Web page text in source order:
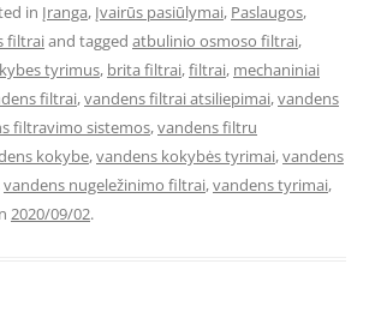
in Įranga, Įvairūs pasiūlymai, Paslaugos,
filtraiand tagged atbulinio osmoso filtrai,
tyrimus, brita filtrai,filtrai, mechaniniai
filtrai,vandens filtrai atsiliepimai,vandens
filtravimo sistemos,vandens filtru
kokybe,vandens kokybės tyrimai,vandens
vandens nugeležinimo filtrai,vandens tyrimai,
2020/09/02.